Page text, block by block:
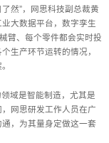
然”，网思科技副总裁黄
大数据平台，数字孪生
臂、每个零件都会实时投
生产环节运转的情况，
域是智能制造，尤其是
网思研发工作人员在广
，为其量身定做这一套